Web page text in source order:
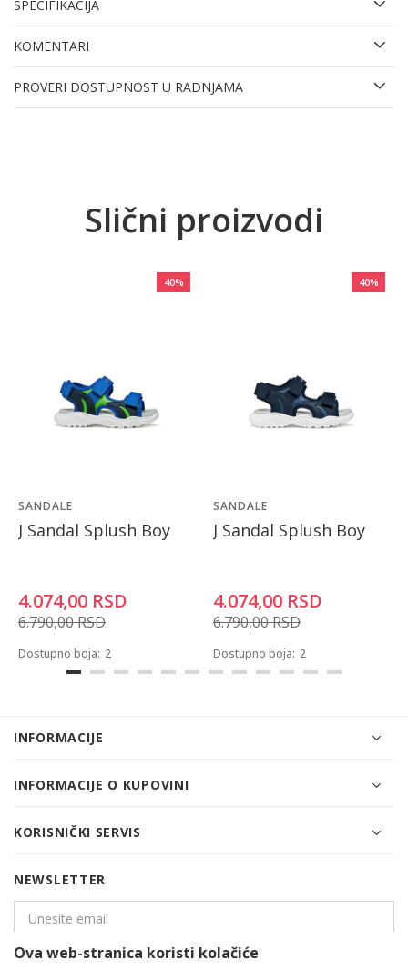
SPECIFIKACIJA
KOMENTARI
PROVERI DOSTUPNOST U RADNJAMA
Slični proizvodi
40%
SANDALE
J Sandal Splush Boy
4.074,00 RSD
6.790,00RSD
Dostupno boja: 2
40%
SANDALE
J Sandal Splush Boy
4.074,00 RSD
6.790,00RSD
Dostupno boja: 2
INFORMACIJE
INFORMACIJE O KUPOVINI
KORISNIČKI SERVIS
NEWSLETTER
Ova web-stranica koristi kolačiće